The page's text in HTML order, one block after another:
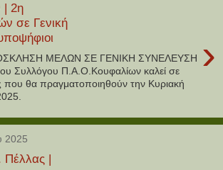
| 2η
σε Γενική
›
ΜΕΛΩΝ ΣΕ ΓΕΝΙΚΗ ΣΥΝΕΛΕΥΣΗ
Συλλόγου Π.Α.Ο.Κουφαλίων καλεί σε
που θα πραγματοποιηθούν την Κυριακή
2025
Πέλλας |